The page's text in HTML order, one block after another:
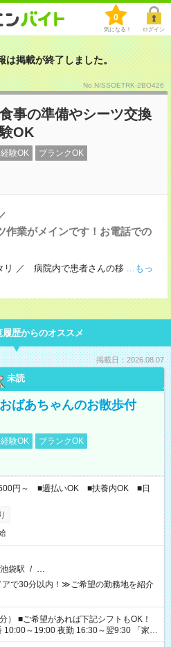
0
気になる！ ログイン
は掲載が終了しました。
No.NISSOETRK-2BO426
事の準備やシーツ交換
OK
験OK ブランクOK
作業がメインです！お電話での
リ ／ 病院内で患者さんの移 ...もっ
歴からのオススメ
掲載日：2026.08.07
未読
ばあちゃんのお散歩付
験OK
ブランクOK
円～ ■週払いOK ■扶養内OK ■日
袋駅 / …
で30分以内！≫ご希望の勤務地を紹介
OK！
～19:00 夜勤 16:30～翌9:30 「家族
「余裕を持って夕飯の準備がしたい」